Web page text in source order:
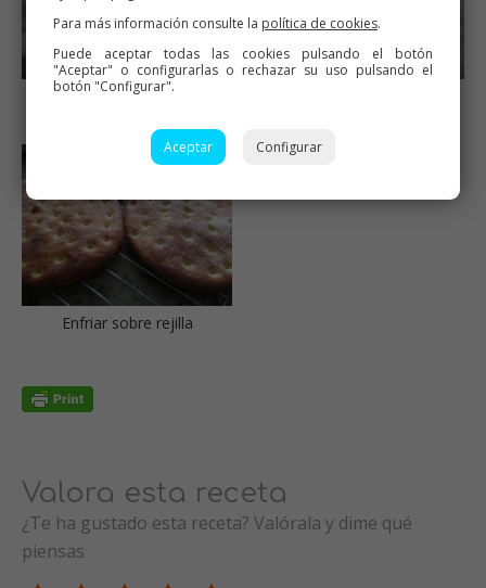
Una vez levadas, pincelar
Enfriar sobre rejilla
Valora esta receta
¿Te ha gustado esta receta? Valórala y dime qué
piensas
Para más información consulte la política de cookies.
Puede aceptar todas las cookies pulsando el botón
"Aceptar" o configurarlas o rechazar su uso pulsando el
botón "Configurar".
Aceptar Configurar